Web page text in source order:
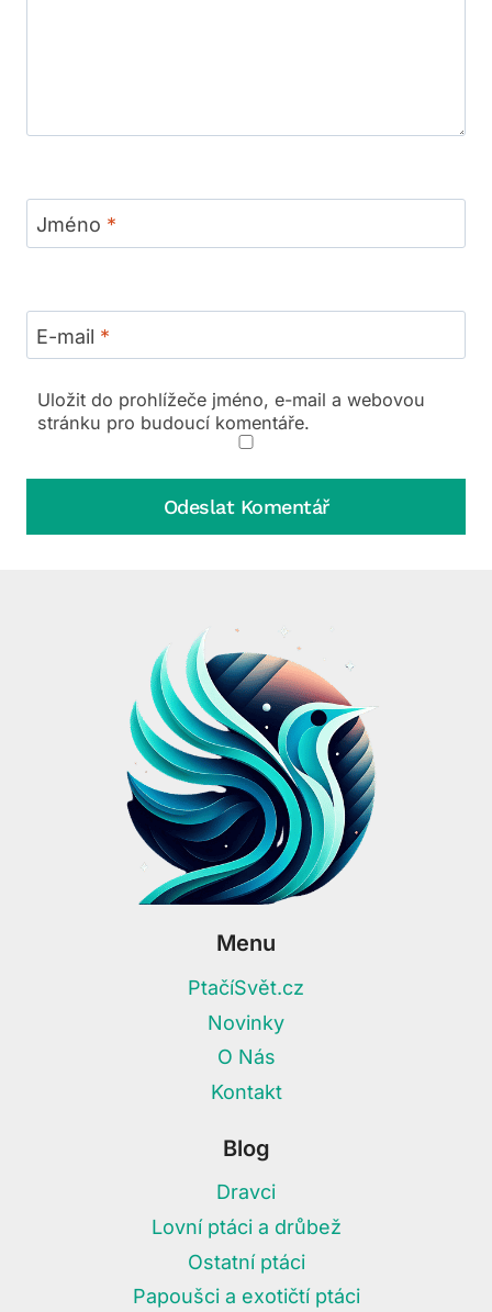
Jméno *
E-mail *
Uložit do prohlížeče jméno, e-mail a webovou
stránku pro budoucí komentáře.
Menu
PtačíSvět.cz
Novinky
O Nás
Kontakt
Blog
Dravci
Lovní ptáci a drůbež
Ostatní ptáci
Papoušci a exotičtí ptáci